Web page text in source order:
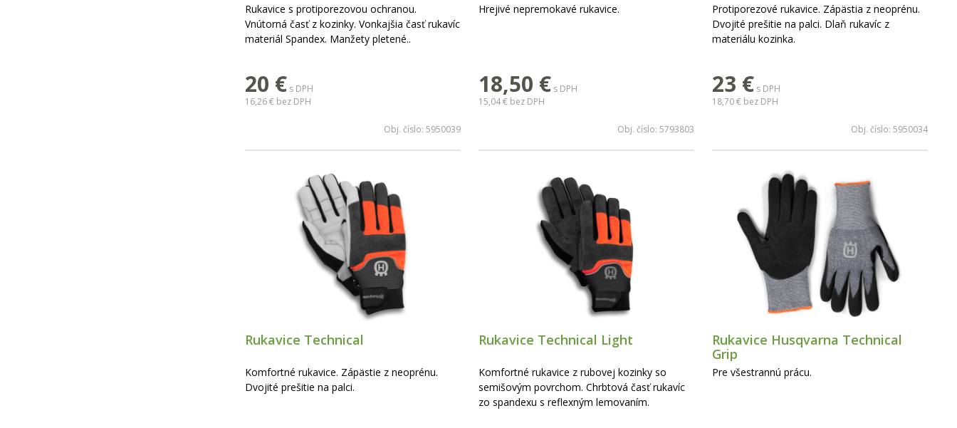
Rukavice s protiporezovou ochranou.
Vnútorná časť z kozinky. Vonkajšia časť rukavíc
materiál Spandex. Manžety pletené..
20 € s DPH
16,26 € bez DPH
Obj. číslo: 5950039
Hrejivé nepremokavé rukavice.
18,50 € s DPH
15,04 € bez DPH
Obj. číslo: 5793803
Protiporezové rukavice. Zápästia z neoprénu.
Dvojité prešitie na palci. Dlaň rukavíc z
materiálu kozinka.
23 € s DPH
18,70 € bez DPH
Obj. číslo: 5950034
Rukavice Technical
Komfortné rukavice. Zápästie z neoprénu.
Dvojité prešitie na palci.
Rukavice Technical Light
Komfortné rukavice z rubovej kozinky so
semišovým povrchom. Chrbtová časť rukavíc
zo spandexu s reflexným lemovaním.
Rukavice Husqvarna Technical
Grip
Pre všestrannú prácu.